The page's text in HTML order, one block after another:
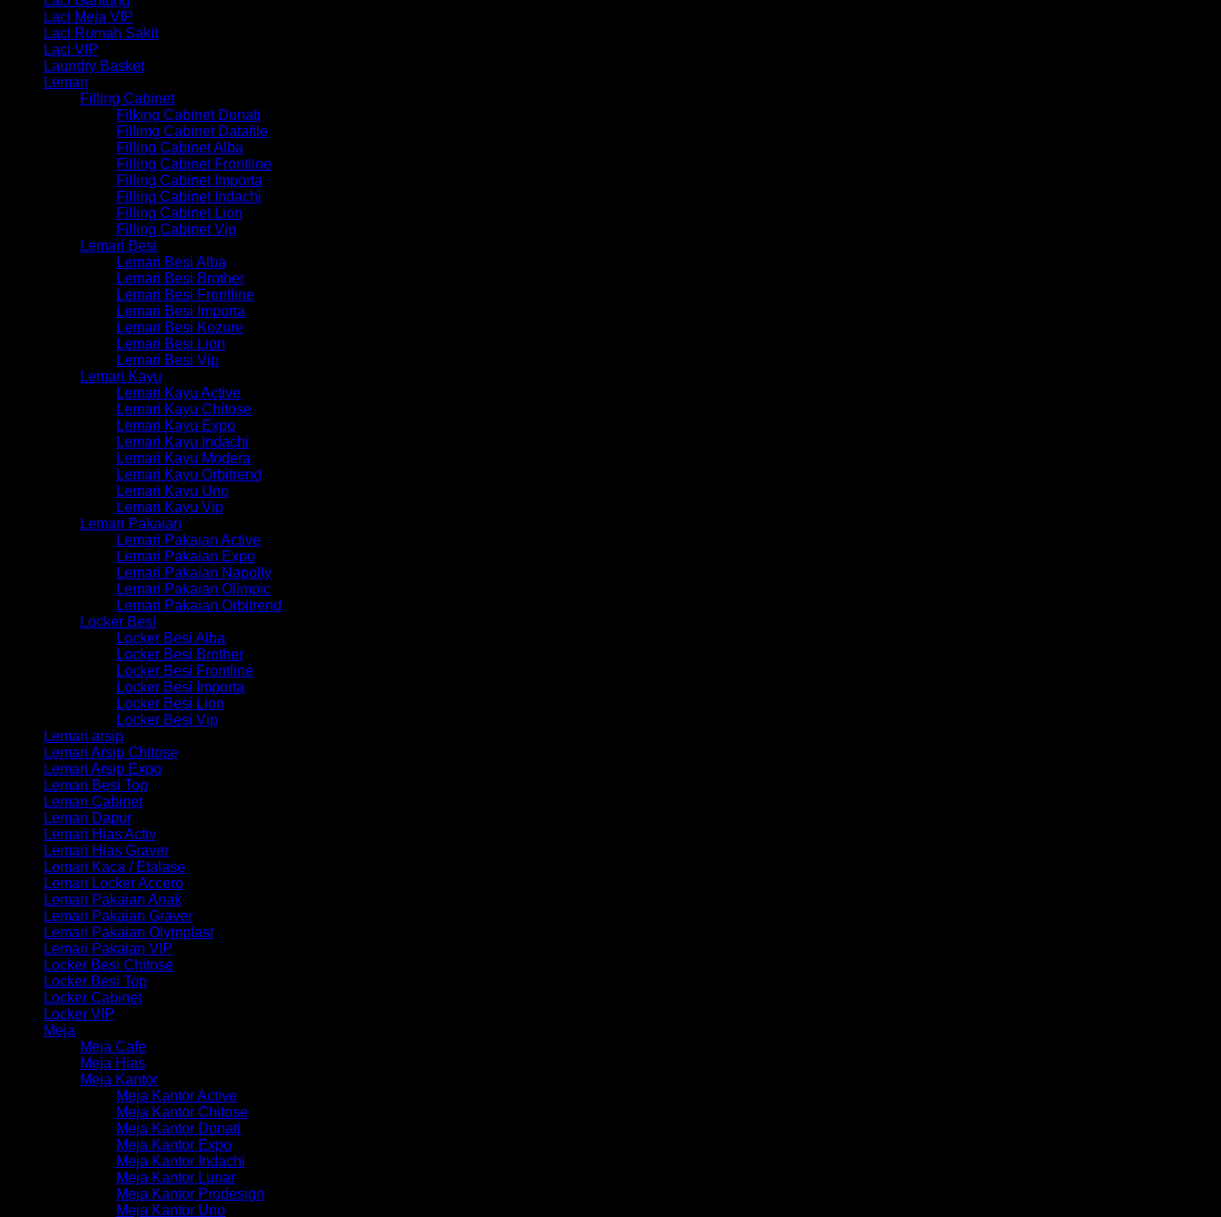
Laci Meja VIP
Laci Rumah Sakit
Laci VIP
Laundry Basket
Lemari
Filling Cabinet
Filking Cabinet Donati
Fillimg Cabinet Datafile
Filling Cabinet Alba
Filling Cabinet Frontline
Filling Cabinet Importa
Filling Cabinet Indachi
Filling Cabinet Lion
Filling Cabinet Vip
Lemari Besi
Lemari Besi Alba
Lemari Besi Brother
Lemari Besi Frontline
Lemari Besi Importa
Lemari Besi Kozure
Lemari Besi Lion
Lemari Besi Vip
Lemari Kayu
Lemari Kayu Active
Lemari Kayu Chitose
Lemari Kayu Expo
Lemari Kayu Indachi
Lemari Kayu Modera
Lemari Kayu Orbitrend
Lemari Kayu Uno
Lemari Kayu Vip
Lemari Pakaian
Lemari Pakaian Active
Lemari Pakaian Expo
Lemari Pakaian Napolly
Lemari Pakaian Olimpic
Lemari Pakaian Orbitrend
Locker Besi
Locker Besi Alba
Locker Besi Brother
Locker Besi Frontline
Locker Besi Importa
Locker Besi Lion
Locker Besi Vip
Lemari arsip
Lemari Arsip Chitose
Lemari Arsip Expo
Lemari Besi Top
Lemari Cabinet
Lemari Dapur
Lemari Hias Activ
Lemari Hias Graver
Lemari Kaca / Etalase
Lemari Locker Accero
Lemari Pakaian Anak
Lemari Pakaian Graver
Lemari Pakaian Olymplast
Lemari Pakaian VIP
Locker Besi Chitose
Locker Besi Top
Locker Cabinet
Locker VIP
Meja
Meja Cafe
Meja Hias
Meja Kantor
Meja Kantor Active
Meja Kantor Chitose
Meja Kantor Donati
Meja Kantor Expo
Meja Kantor Indachi
Meja Kantor Lunar
Meja Kantor Prodesign
Meja Kantor Uno